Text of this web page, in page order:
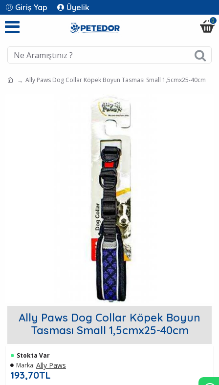
Giriş Yap Üyelik
0
Ally Paws Dog Collar Köpek Boyun Tasması Small 1,5cmx25-40cm
Ally Paws Dog Collar Köpek Boyun
Tasması Small 1,5cmx25-40cm
193,70TL
Stokta Var
Marka: Ally Paws